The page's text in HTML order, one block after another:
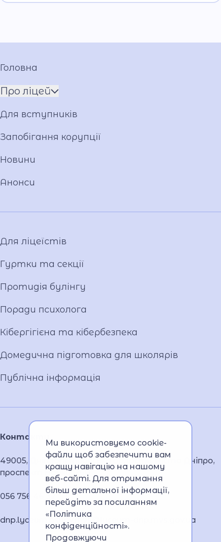
України
Контакти
49005, Дніпропетровська область, місто Дніпро,
проспект Науки, 26А
056 756 46 32
dnp.lyceum.bsnpv.mvs@lyceum-dnp.mvs.gov.ua
Головна
Про ліцей
Установчі документи
Мова освітнього процесу
Команда
Відеопроєкт «Кирилиця»
Для вступників
Запобігання корупції
Новини
Анонси
Для ліцеїстів
Гуртки та секції
Протидія булінгу
Поради психолога
Кібергігієна та кібербезпека
Домедична підготовка для школярів
Публічна інформація
Ми використовуємо cookie-
файли щоб забезпечити вам
кращу навігацію на нашому
веб-сайті. Для отримання
більш детальної інформації,
перейдіть за посиланням
«Політика
конфіденційності».
Продовжуючи